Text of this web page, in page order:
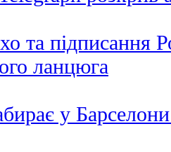
та підписання
ланцюга
у